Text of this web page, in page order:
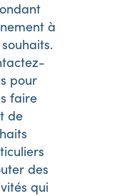
à
pour
faire
de
des
qui